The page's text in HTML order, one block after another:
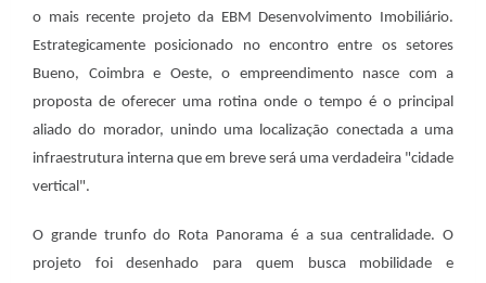
o mais recente projeto da EBM Desenvolvimento Imobiliário.
Estrategicamente posicionado no encontro entre os setores
Bueno, Coimbra e Oeste, o empreendimento nasce com a
proposta de oferecer uma rotina onde o tempo é o principal
aliado do morador, unindo uma localização conectada a uma
infraestrutura interna que em breve será uma verdadeira "cidade
vertical".
O grande trunfo do Rota Panorama é a sua centralidade. O
projeto foi desenhado para quem busca mobilidade e